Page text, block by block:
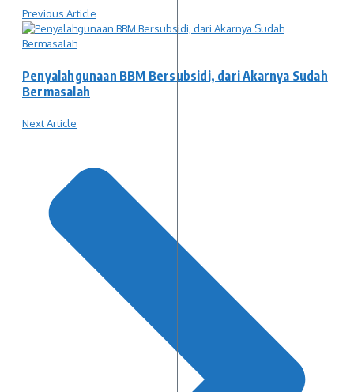
Previous Article
Penyalahgunaan BBM Bersubsidi, dari Akarnya Sudah
Bermasalah
Next Article